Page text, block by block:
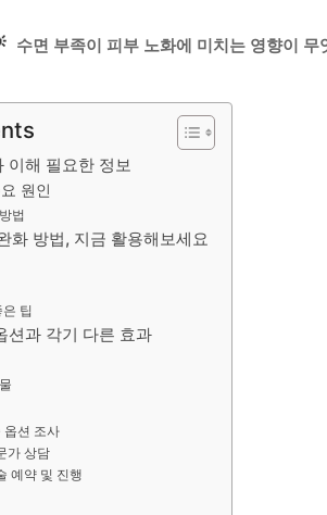
수면 부족이 피부 노화에 미치는 영향이 무
이해 필요한 정보
원인
법
화 방법, 지금 활용해보세요
팁
션과 각기 다른 효과
옵션 조사
가 상담
예약 및 진행